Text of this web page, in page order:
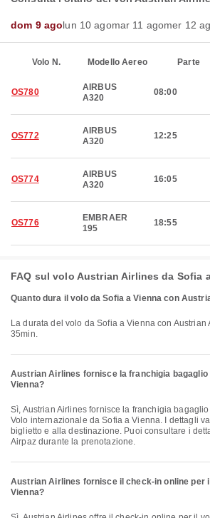
dom 9 agolun 10 agomar 11 agomer 12
Volo N. Modello Aereo Parte
OS780
AIRBUS
A320
08:00
OS772
AIRBUS
A320
12:25
OS774
AIRBUS
A320
16:05
OS776
EMBRAER
195
18:55
FAQ sul volo Austrian Airlines da Sofia
Quanto dura il volo da Sofia a Vienna con
La durata del volo da Sofia a Vienna con Austrian Airlines è di circa 1h
35min.
Austrian Airlines fornisce la franchigia bagaglio
Vienna?
Sì, Austrian Airlines fornisce la franchigia bagaglio per i voli Volo interno &
Volo internazionale da Sofia a Vienna. I dettagli
biglietto e alla destinazione. Puoi consultare i
Airpaz durante la prenotazione.
Austrian Airlines fornisce il check-in online per
Vienna?